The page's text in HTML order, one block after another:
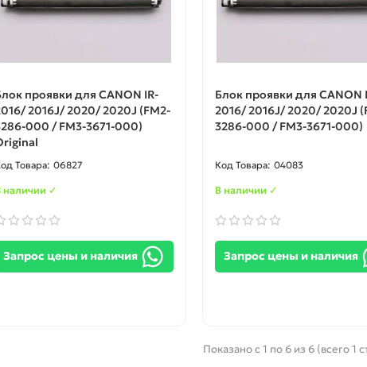
проявки для CANON IR-
2016J/ 2020/ 2020J (FM2-
000 / FM3-3671-000)
06827
наличии ✓
Запрос цены и наличия
Блок проявки для CANON
2016/ 2016J/ 2020/ 2020J
3286-000 / FM3-3671-000)
04083
В наличии ✓
Запрос цены и наличия
Показано с 1 по 6 из 6 (всего 1